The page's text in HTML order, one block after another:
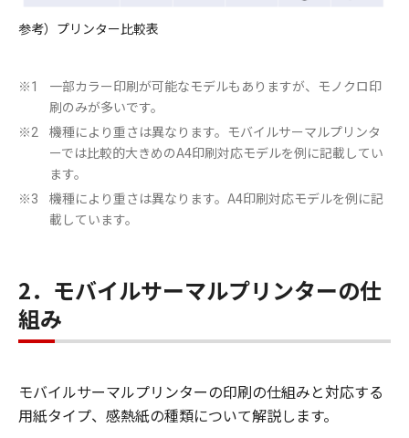
参考）プリンター比較表
※1
一部カラー印刷が可能なモデルもありますが、モノクロ印
刷のみが多いです。
※2
機種により重さは異なります。モバイルサーマルプリンタ
ーでは比較的大きめのA4印刷対応モデルを例に記載してい
ます。
※3
機種により重さは異なります。A4印刷対応モデルを例に記
載しています。
2．モバイルサーマルプリンターの仕
組み
モバイルサーマルプリンターの印刷の仕組みと対応する
用紙タイプ、感熱紙の種類について解説します。